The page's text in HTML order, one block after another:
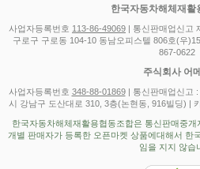
한국자동차해체재활
사업자등록번호 113-86-49069 | 통신판매업신고
구로구 구로동 104-10 동남오피스텔 806호(우
867-0622
주식회사 어
사업자등록번호 348-88-01869| 통신판매업신고 :
시 강남구 도산대로 310, 3층(논현동, 916빌딩) |
한국자동차해체재활용협동조합은 통신판매중
개별 판매자가 등록한 오픈마켓 상품에대해서 한
임을 지지 않습